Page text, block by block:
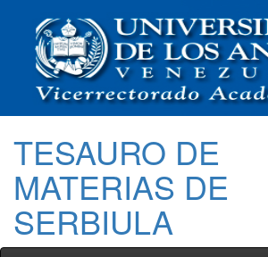
TESAURO DE
MATERIAS DE
SERBIULA